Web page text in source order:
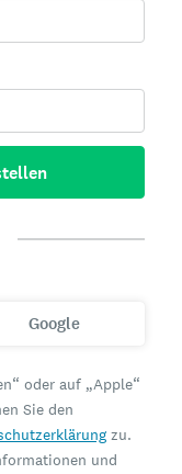
Google
oder auf „Apple“
Sie den
zu.
und